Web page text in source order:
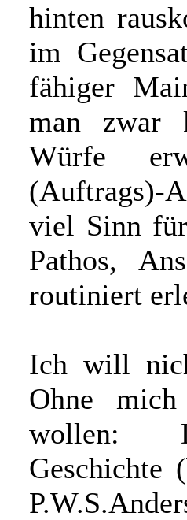
hinten
im
fähiger
man zwar
Würfe
(Auftrags)-
viel Sinn
Pathos,
routiniert
Ich will
Ohne
wollen:
Geschichte